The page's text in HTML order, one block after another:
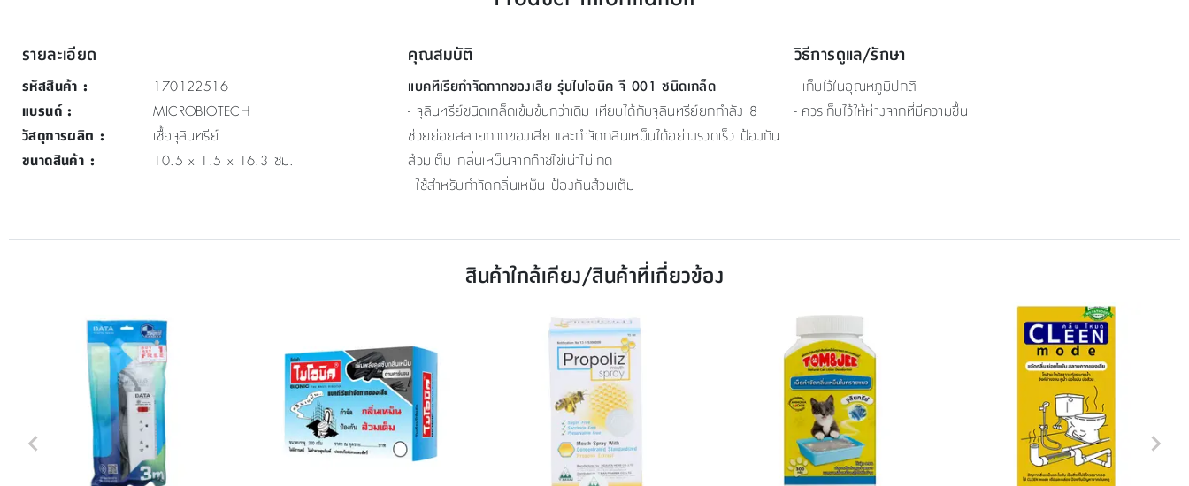
รายละเอียด
รหัสสินค้า :
170122516
แบรนด์:
MICROBIOTECH
วัสดุการผลิต :
เชื้อจุลินทรีย์
ขนาดสินค้า : 10.5 x 1.5 x 16.3 ซม.
คุณสมบัติ
แบคทีเรียกำจัดกากของเสีย​ รุ่นไบโอนิค จี 001 ชนิดเกล็ด
- จุลินทรีย์ชนิดเกล็ดเข้มข้นกว่าเดิม เทียบได้กับจุลินทรีย์ยกกำลัง 8
ช่วยย่อยสลายกากของเสีย และกำจัดกลิ่นเหม็นได้อย่างรวดเร็ว ป้องกัน
ส้วมเต็ม กลิ่นเหม็นจากก๊าซไข่เน่าไม่เกิด
- ใช้สำหรับกำจัดกลิ่นเหม็น ป้องกันส้วมเต็ม
วิธีการดูแล/รักษา
- เก็บไว้ในอุณหภูมิปกติ
- ควรเก็บไว้ให้ห่างจากที่มีความชื้น
สินค้าใกล้เคียง/สินค้าที่เกี่ยวข้อง